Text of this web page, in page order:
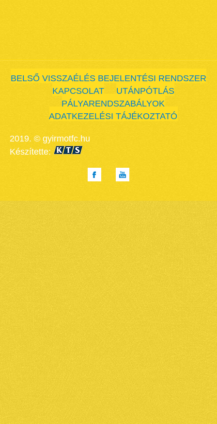
BELSŐ VISSZAÉLÉS BEJELENTÉSI RENDSZER
KAPCSOLAT
UTÁNPÓTLÁS
PÁLYARENDSZABÁLYOK
ADATKEZELÉSI TÁJÉKOZTATÓ
2019. © gyirmotfc.hu
Készítette: